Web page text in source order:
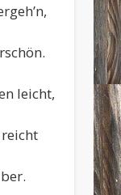
leicht,